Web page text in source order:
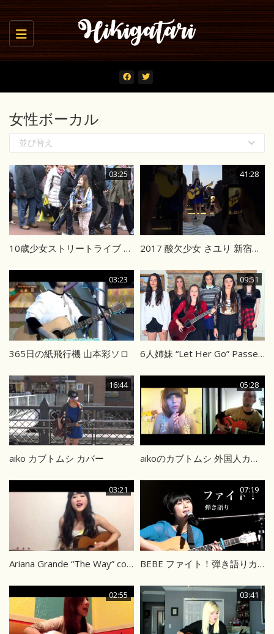
Toggle navigation
女性ボーカル
並び替え
03:25
10歳少女ストリートライブ Kelly Clarkson’s Already Gone
41:28
2017 酸欠少女 さユり 新宿路上ライブ ＠新宿駅 Suicaのペンギン広場
03:23
365日の紙飛行機 山本彩ソロ
09:51
6人姉妹 “Let Her Go” Passenger
16:44
aiko カブトムシ カバー
05:28
aikoのカブトムシ 外国人カバー
03:21
Ariana Grande “The Way” cover
07:19
BEBE ファイト！弾き語りカバー
02:55 03:41